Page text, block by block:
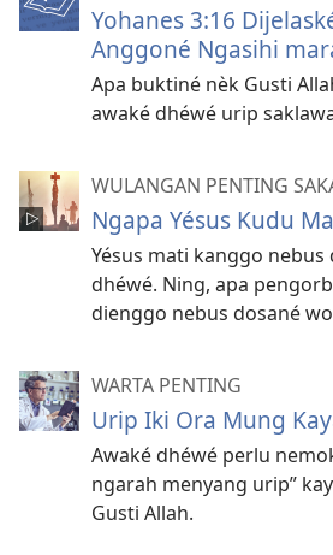
Yohanes 3:16
Anggoné Ngasihi
Apa buktiné nèk Gusti
awaké dhéwé urip
WULANGAN PENTING
Ngapa Yésus Kudu
Yésus mati kanggo nebus
dhéwé. Ning, apa
dienggo nebus dosané
WARTA PENTING
Urip Iki Ora Mung
Awaké dhéwé perlu
ngarah menyang urip”
Gusti Allah.